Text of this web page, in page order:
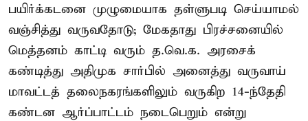
பயிர்க்கடனை முழுமையாக தள்ளுபடி செய்யாமல்
வஞ்சித்து வருவதோடு; மேகதாது பிரச்சனையில்
மெத்தனம் காட்டி வரும் த.வெ.க. அரசைக்
கண்டித்து அதிமுக சார்பில் அனைத்து வருவாய்
மாவட்டத் தலைநகரங்களிலும் வருகிற 14-ந்தேதி
கண்டன ஆர்ப்பாட்டம் நடைபெறும் என்று